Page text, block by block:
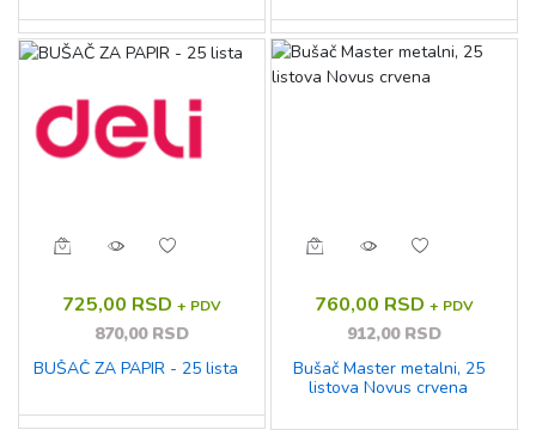
725,00 RSD + PDV
870,00 RSD
BUŠAČ ZA PAPIR - 25 lista
760,00 RSD + PDV
912,00 RSD
Bušač Master metalni, 25
listova Novus crvena